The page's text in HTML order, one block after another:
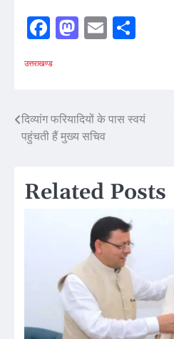
Facebook
Mastodon
Email
उत्तराखण्ड
Post
navigation
दिव्यांग फरियादियों के पास स्वयं
पहुंचती हैं मुख्य सचिव
Related Posts